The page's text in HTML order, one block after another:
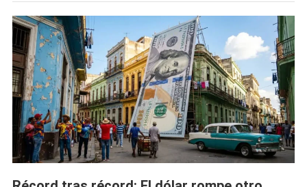
En
Marcan
Sus
Precios
Más
Altos
Hasta
Ahora